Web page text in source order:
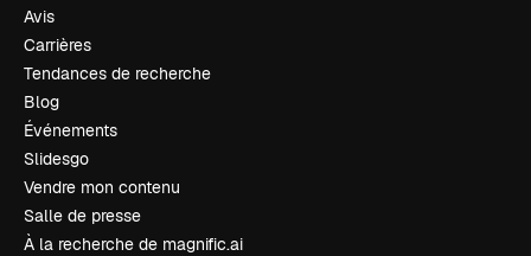
Avis
Carrières
Tendances de recherche
Blog
Événements
Slidesgo
Vendre mon contenu
Salle de presse
À la recherche de magnific.ai